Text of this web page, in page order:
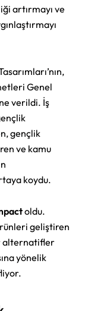
artırmayı ve
Genel
verildi. İş
gençlik
ve kamu
koydu.
oldu.
geliştiren
alternatifler
yönelik